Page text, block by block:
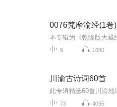
0076梵摩渝经(1卷)
9 1680
川渝古诗词60首
73 4095